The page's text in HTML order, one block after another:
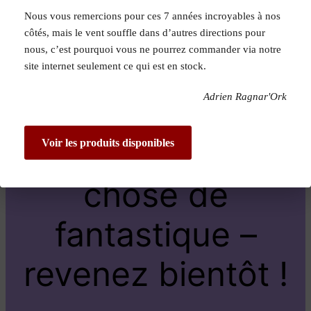
Pardon pour le
dérangement !
Nous travaillons
sur quelque
chose de
fantastique –
revenez bientôt !
Nous vous remercions pour ces 7 années incroyables à nos
côtés, mais le vent souffle dans d’autres directions pour
nous, c’est pourquoi vous ne pourrez commander via notre
site internet seulement ce qui est en stock.
Adrien Ragnar'Ork
Voir les produits disponibles